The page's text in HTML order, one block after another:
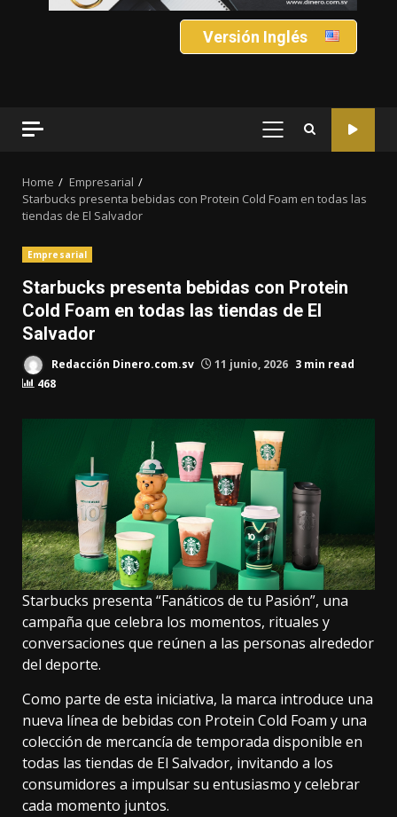
Versión Inglés
PRIMARY
Home
Empresarial
Starbucks presenta bebidas con Protein Cold Foam en todas las
tiendas de El Salvador
Empresarial
Starbucks presenta bebidas con Protein
Cold Foam en todas las tiendas de El
Salvador
Redacción Dinero.com.sv 11 junio, 2026 3 min read
468
Starbucks presenta “Fanáticos de tu Pasión”, una
campaña que celebra los momentos, rituales y
conversaciones que reúnen a las personas alrededor
del deporte.
Como parte de esta iniciativa, la marca introduce una
nueva línea de bebidas con Protein Cold Foam y una
colección de mercancía de temporada disponible en
todas las tiendas de El Salvador, invitando a los
consumidores a impulsar su entusiasmo y celebrar
cada momento juntos.